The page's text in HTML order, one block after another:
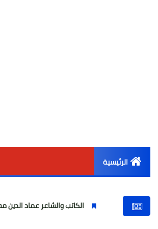
الرئيسية
أخبار مصر
الكاتب والشاعر عماد الدين محمد | يكتب